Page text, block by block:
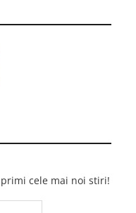
cele mai noi stiri!